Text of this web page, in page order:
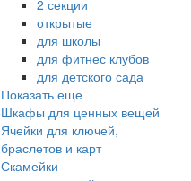
2 секции
открытые
для школы
для фитнес клубов
для детского сада
Показать еще
Шкафы для ценных вещей
Ячейки для ключей,
браслетов и карт
Скамейки